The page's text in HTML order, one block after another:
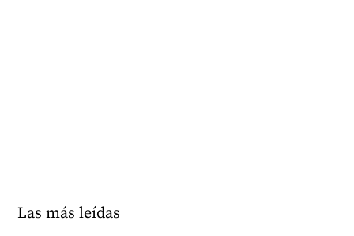
Las más leídas